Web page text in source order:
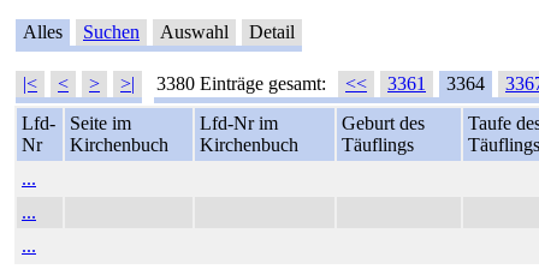
Alles Suchen Auswahl Detail
|< < > >| 3380 Einträge gesamt: << 3361 3364
Lfd-
Nr
Seite im
Kirchenbuch
Lfd-Nr im
Kirchenbuch
Geburt des
Täuflings
Taufe
Täuflings
...
...
...